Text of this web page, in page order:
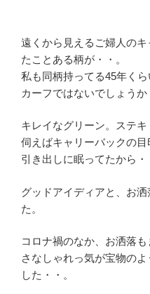
遠くから見えるご婦人の
たことある柄が・・。
私も同柄持ってる45年く
カーフではないでしょうか
キレイなグリーン。ステキ
伺えばキャリーバックの目
引き出しに眠ってたから・
グッドアイディアと、お
た。
コロナ禍のなか、お洒落
さなしゃれっ気が宝物の
した・・。